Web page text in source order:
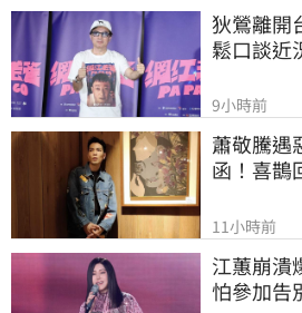
狄鶯離開
鬆口談近
9小時前
蕭敬騰遇
函！喜鵲
11小時前
江蕙崩潰
怕參加告